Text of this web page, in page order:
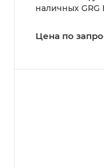
наличных
Цена по